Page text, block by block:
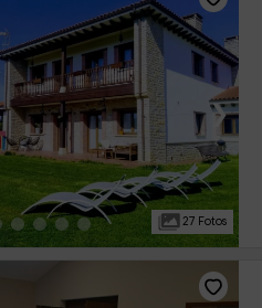
›
27 Fotos